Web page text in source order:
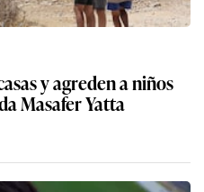
y agreden a niños
Masafer Yatta